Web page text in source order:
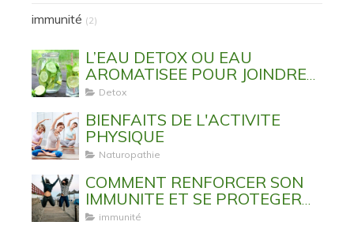
immunité (2)
L’EAU DETOX OU EAU
AROMATISEE POUR JOINDRE
L’UTILE A L’AGREABLE
Detox
BIENFAITS DE L'ACTIVITE
PHYSIQUE
Naturopathie
COMMENT RENFORCER SON
IMMUNITE ET SE PROTEGER
DES VIRUS ET MALADIES
immunité